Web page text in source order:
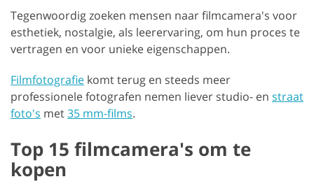
Tegenwoordig zoeken mensen naar filmcamera's voor
esthetiek, nostalgie, als leerervaring, om hun proces te
vertragen en voor unieke eigenschappen.
Filmfotografie komt terug en steeds meer
professionele fotografen nemen liever studio- en straat
foto's met35 mm-films.
Top 15 filmcamera's om te
kopen